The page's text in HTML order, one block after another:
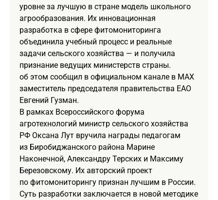
уровне за лучшую в стране модель школьного
агрообразования. Их инновационная
разработка в сфере фитомониторинга
объединила учебный процесс и реальные
задачи сельского хозяйства — и получила
признание ведущих министерств страны.
об этом сообщил в официальном канале в MAX
заместитель председателя правительства ЕАО
Евгений Гузман.
В рамках Всероссийского форума
агротехнологий министр сельского хозяйства
РФ Оксана Лут вручила награды педагогам
из Биробиджанского района Марине
Наконечной, Александру Терских и Максиму
Березовскому. Их авторский проект
по фитомониторингу признан лучшим в России.
Суть разработки заключается в новой методике